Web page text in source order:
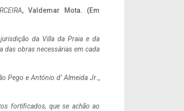
, Valdemar Mota. (Em
da Villa da Praia e da
das obras necessárias em cada
Pego e António d’ Almeida Jr.,
fortificados, que se achão ao